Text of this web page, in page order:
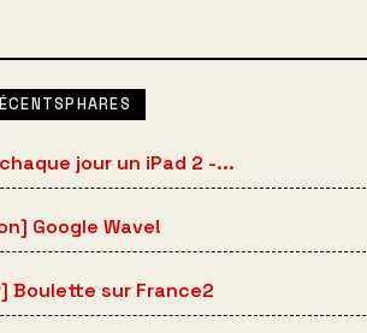
jour un iPad 2 -...
Google Wave!
Boulette sur France2